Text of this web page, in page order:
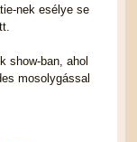
nek esélye se
show-ban, ahol
mosolygással